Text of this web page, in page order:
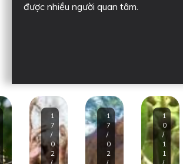
được nhiều người quan tâm.
1
7
/
0
2
1
7
/
0
2
1
0
/
1
1